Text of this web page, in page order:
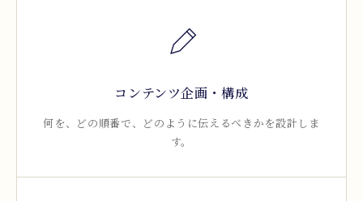
コンテンツ企画・構成
何を、どの順番で、どのように伝えるべきかを設計しま
す。